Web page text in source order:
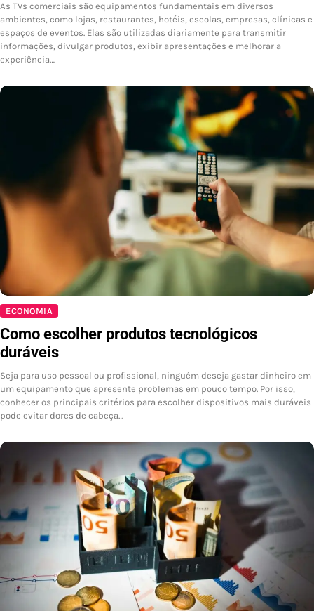
As TVs comerciais são equipamentos fundamentais em diversos
ambientes, como lojas, restaurantes, hotéis, escolas, empresas, clínicas e
espaços de eventos. Elas são utilizadas diariamente para transmitir
informações, divulgar produtos, exibir apresentações e melhorar a
experiência…
ECONOMIA
Como escolher produtos tecnológicos
duráveis
Seja para uso pessoal ou profissional, ninguém deseja gastar dinheiro em
um equipamento que apresente problemas em pouco tempo. Por isso,
conhecer os principais critérios para escolher dispositivos mais duráveis
pode evitar dores de cabeça…